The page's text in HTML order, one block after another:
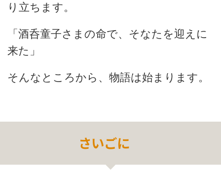
り立ちます。
「酒呑童子さまの命で、そなたを迎えに
来た」
そんなところから、物語は始まります。
さいごに